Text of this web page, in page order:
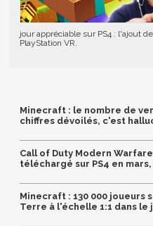
jour appréciable sur PS4 : l'ajout
PlayStation VR.
Minecraft : le nombre de
chiffres dévoilés, c'est
Call of Duty Modern
téléchargé sur PS4 en
Minecraft : 130 000 joueurs
Terre à l'échelle 1:1 dans le